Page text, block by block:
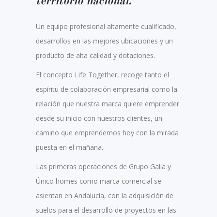
Un equipo profesional altamente cualificado,
desarrollos en las mejores ubicaciones y un
producto de alta calidad y dotaciones.
El concepto Life Together, recoge tanto el
espíritu de colaboración empresarial como la
relación que nuestra marca quiere emprender
desde su inicio con nuestros clientes, un
camino que emprendemos hoy con la mirada
puesta en el mañana.
Las primeras operaciones de Grupo Galia y
Único homes como marca comercial se
asientan en Andalucía, con la adquisición de
suelos para el desarrollo de proyectos en las